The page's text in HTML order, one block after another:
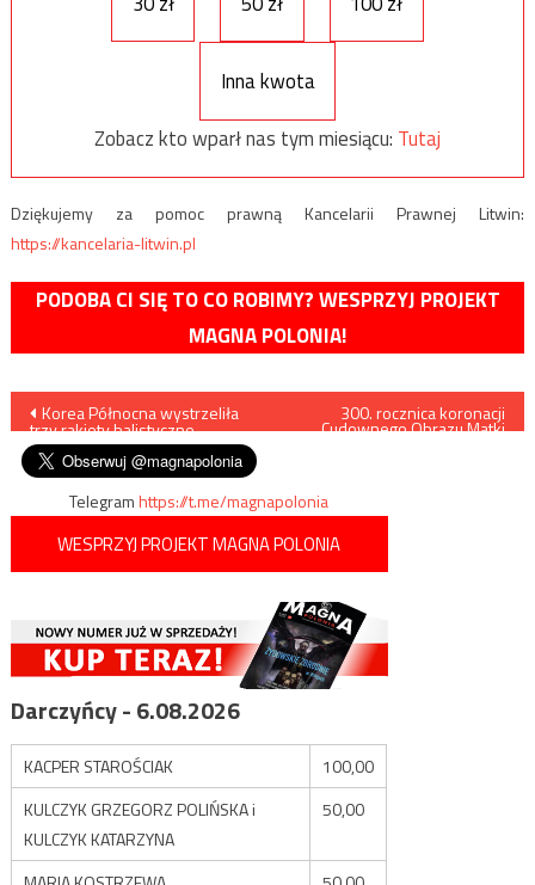
Inna kwota
Zobacz kto wparł nas tym miesiącu: Tutaj
Dziękujemy za pomoc prawną Kancelarii Prawnej Litwin:
https://kancelaria-litwin.pl
PODOBA CI SIĘ TO CO ROBIMY? WESPRZYJ PROJEKT
MAGNA POLONIA!
Nawigacja
wpisu
Korea Północna wystrzeliła
trzy rakiety balistyczne
300. rocznica koronacji
Cudownego Obrazu Matki
Telegramhttps://t.me/magnapolonia
WESPRZYJ PROJEKT MAGNA POLONIA
Darczyńcy - 6.08.2026
KACPER STAROŚCIAK
100,00
KULCZYK GRZEGORZ POLIŃSKA i
KULCZYK KATARZYNA
50,00